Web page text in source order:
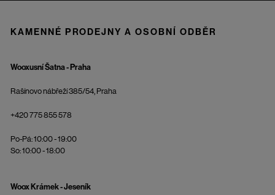
KAMENNÉ PRODEJNY A OSOBNÍ ODBĚR
Wooxusní Šatna - Praha
Rašínovo nábřeží 385/54, Praha
+420 775 855 578
Po-Pá: 10:00 - 19:00
So: 10:00 - 18:00
Woox Krámek - Jeseník